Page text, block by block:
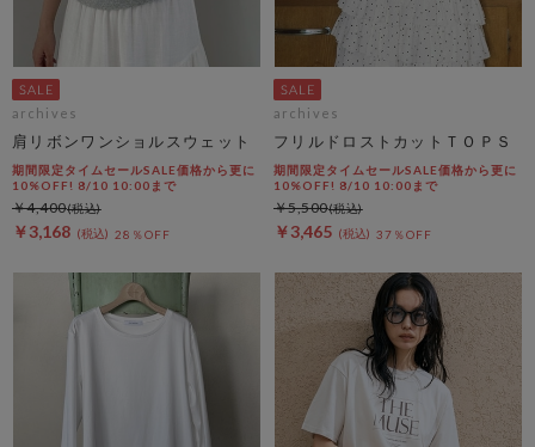
archives
肩リボンワンショルスウェット
期間限定タイムセールSALE価格から更に
10%OFF! 8/10 10:00まで
￥3,168 28％OFF
￥4,400
archives
フリルドロストカットＴＯＰＳ
期間限定タイムセールSALE価格から更に
10%OFF! 8/10 10:00まで
￥3,465 37％OFF
￥5,500